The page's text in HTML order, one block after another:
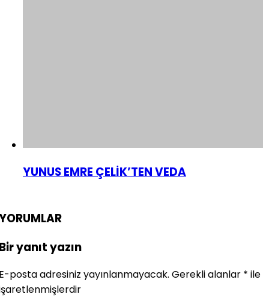
YUNUS EMRE ÇELİK’TEN VEDA
yanıt yazın
posta adresiniz yayınlanmayacak. Gerekli alanlar * ile